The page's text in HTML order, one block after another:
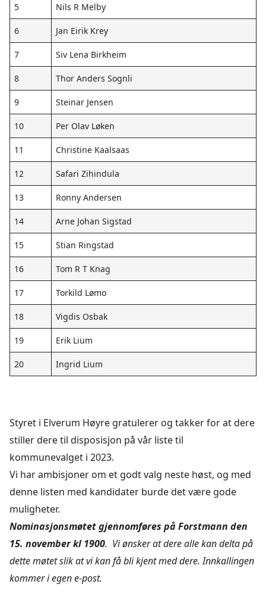
5 Nils R Melby
6 Jan Eirik Krey
7 Siv Lena Birkheim
8 Thor Anders Sognli
9 Steinar Jensen
10 Per Olav Løken
11 Christine Kaalsaas
12 Safari Zihindula
13 Ronny Andersen
14 Arne Johan Sigstad
15 Stian Ringstad
16 Tom R T Knag
17 Torkild Lømo
18 Vigdis Osbak
19 Erik Lium
20 Ingrid Lium
Styret i Elverum Høyre gratulerer og takker for at dere
stiller dere til disposisjon på vår liste til
kommunevalget i 2023.
Vi har ambisjoner om et godt valg neste høst, og med
denne listen med kandidater burde det være gode
muligheter.
Nominasjonsmøtet gjennomføres på Forstmann den
15. november kl 1900. Vi ønsker at dere alle kan delta på
dette møtet slik at vi kan få bli kjent med dere. Innkallingen
kommer i egen e-post.